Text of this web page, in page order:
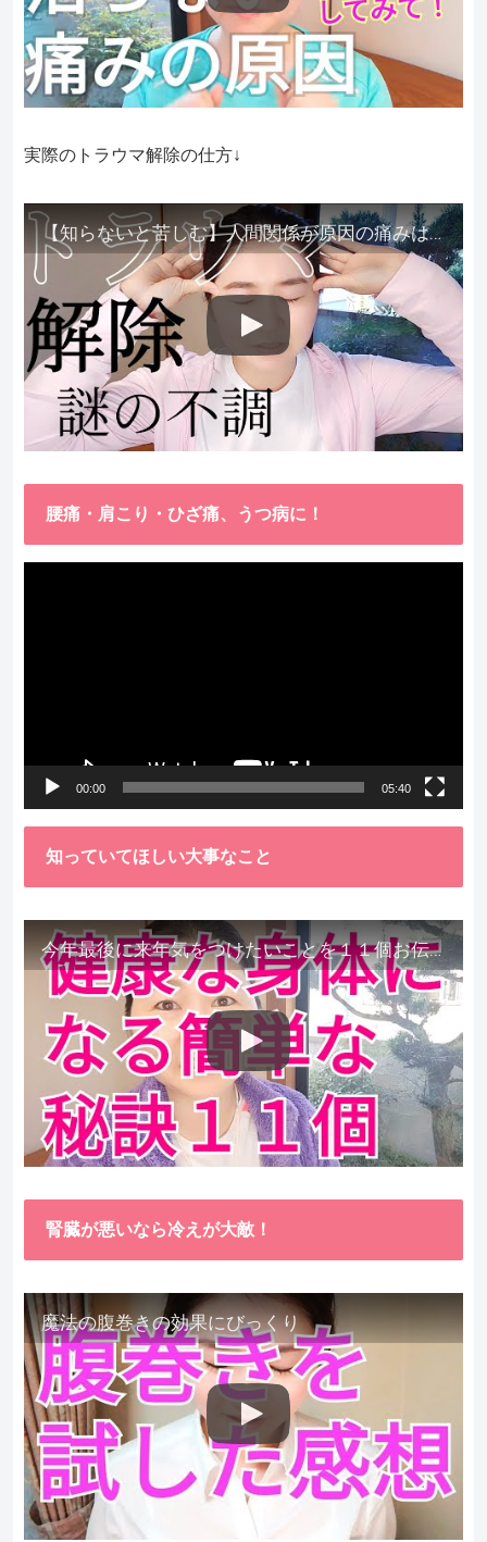
実際のトラウマ解除の仕方↓
【知らないと苦しむ】人間関係が原因の痛みはトラウマ解除が必須。病院に行っても原因不明で治らない不調はこれをしてからケアしてみてください。
腰痛・肩こり・ひざ痛、うつ病に！
00:00 05:40
知っていてほしい大事なこと
今年最後に来年気をつけたいことを１１個お伝えします。
腎臓が悪いなら冷えが大敵！
魔法の腹巻きの効果にびっくり